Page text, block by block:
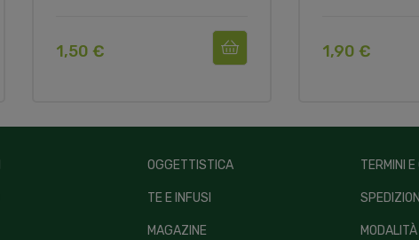
1,50 € 1,90 €
OGGETTISTICA
TE E INFUSI
MAGAZINE
TERMINI E